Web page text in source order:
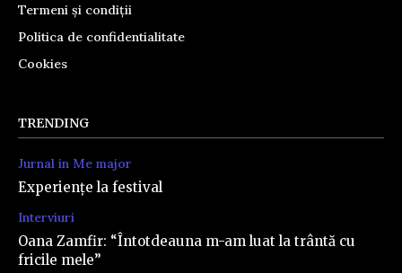
Termeni și condiții
Politica de confidentialitate
Cookies
TRENDING
Jurnal in Me major
Experiențe la festival
Interviuri
Oana Zamfir: “Întotdeauna m-am luat la trântă cu
fricile mele”